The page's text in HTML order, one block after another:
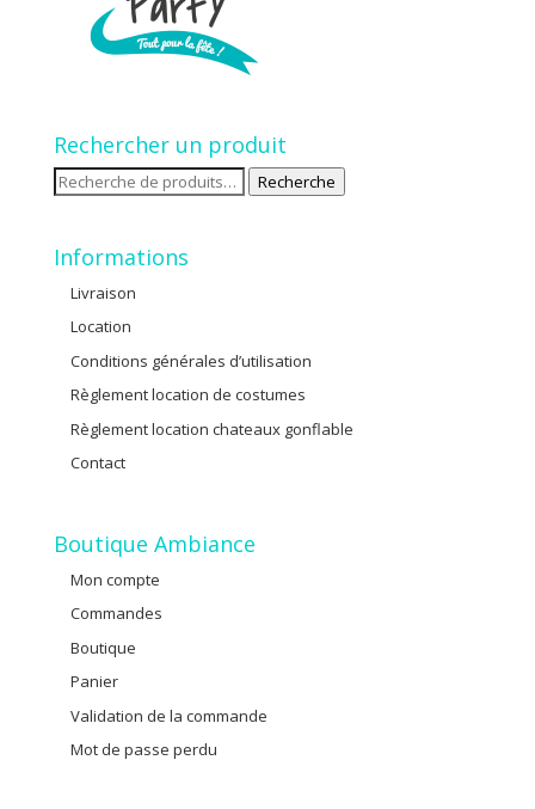
Rechercher un produit
Recherche
Recherche
Informations
Livraison
Location
Conditions générales d’utilisation
Règlement location de costumes
Règlement location chateaux gonflable
Contact
Boutique Ambiance
Mon compte
Commandes
Boutique
Panier
Validation de la commande
Mot de passe perdu